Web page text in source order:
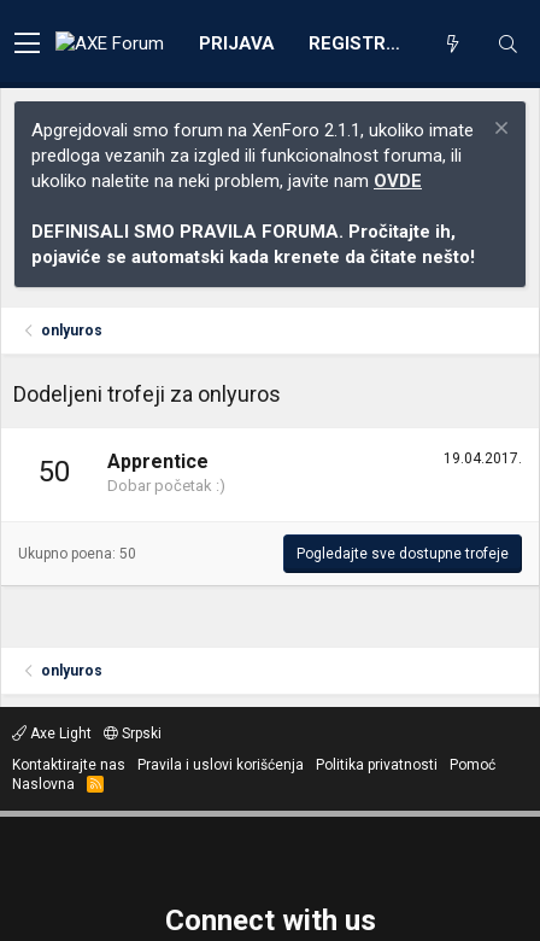
PRIJAVA REGISTRACIJA
Apgrejdovali smo forum na XenForo 2.1.1, ukoliko imate
predloga vezanih za izgled ili funkcionalnost foruma, ili
ukoliko naletite na neki problem, javite nam OVDE
DEFINISALI SMO PRAVILA FORUMA. Pročitajte ih,
pojaviće se automatski kada krenete da čitate nešto!
onlyuros
Dodeljeni trofeji za onlyuros
50 19.04.2017.
Apprentice
Dobar početak :)
Ukupno poena: 50 Pogledajte sve dostupne trofeje
onlyuros
Axe Light
Srpski
Kontaktirajte nas
Pravila i uslovi korišćenja Politika privatnosti
Pomoć
Naslovna
R
S
Connect with us